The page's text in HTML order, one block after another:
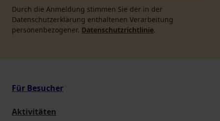
Durch die Anmeldung stimmen Sie der in der
Datenschutzerklärung enthaltenen Verarbeitung
personenbezogener. Datenschutzrichtlinie.
Für Besucher
Aktivitäten